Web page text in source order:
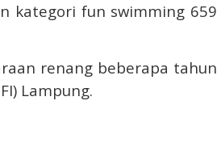
kategori fun swimming 659
renang beberapa tahun
Lampung.